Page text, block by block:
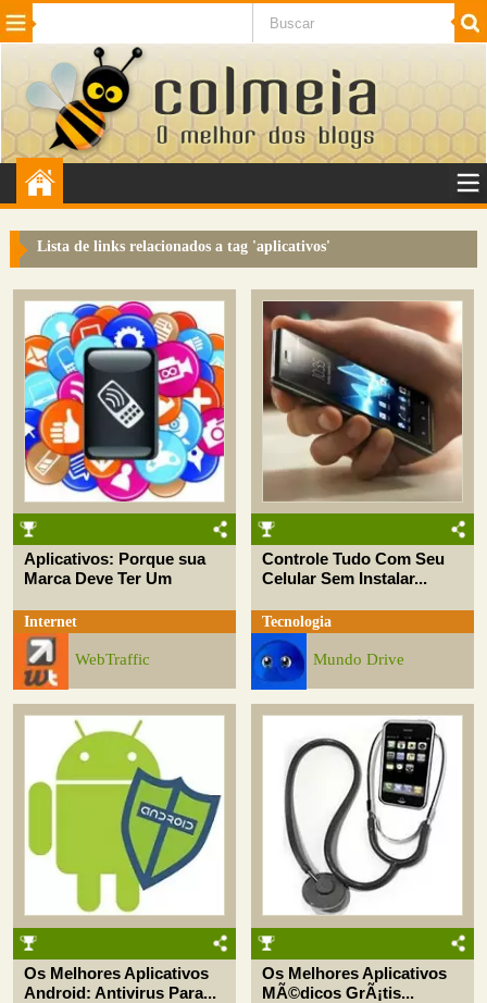
Beleza Cinema e TV
Internet Jogos NotÃ­cias SaÃºde
VeÃ­culos Adulto
Sugerir Link
Colmeia Exchange
Perguntas Frequentes
Sobre
Contato
Lista de links relacionados a tag 'aplicativos'
Aplicativos: Porque sua
Marca Deve Ter Um
Internet
WebTraffic
Controle Tudo Com Seu
Celular Sem Instalar...
Tecnologia
Mundo Drive
Os Melhores Aplicativos
Android: Antivirus Para...
Os Melhores Aplicativos
MÃ©dicos GrÃ¡tis...